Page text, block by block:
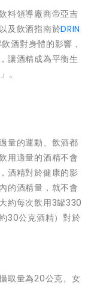
料領導廠商帝亞吉
及飲酒指南於DRIN
酒對身體的影響，
讓酒精成為平衡生
。
量的運動、飲酒都
用適量的酒精不會
酒精對於健康的影
的酒精量，就不會
約每次飲用3罐330
30公克酒精）對於
取量為20公克、女